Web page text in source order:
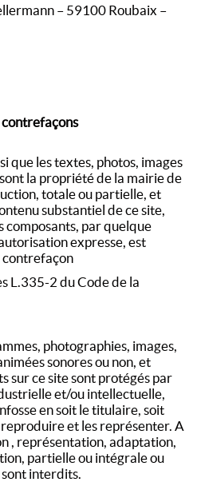
– 59100 Roubaix –
que les textes, photos, images
la propriété de la mairie de
totale ou partielle, et
substantiel de ce site,
composants, par quelque
expresse, est
contrefaçon
L.335-2 du Code de la
photographies, images,
sonores ou non, et
sur ce site sont protégés par
et/ou intellectuelle,
en soit le titulaire, soit
reproduire et les représenter. A
, représentation, adaptation,
partielle ou intégrale ou
interdits.